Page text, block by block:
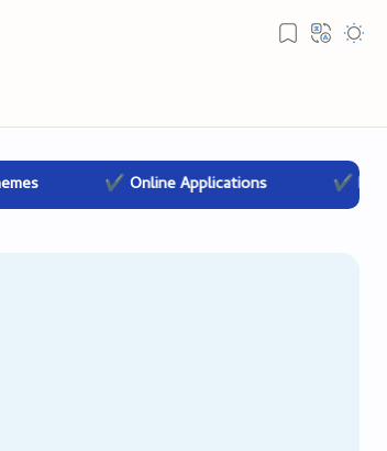
✔ Online Applications ✔ Banking &